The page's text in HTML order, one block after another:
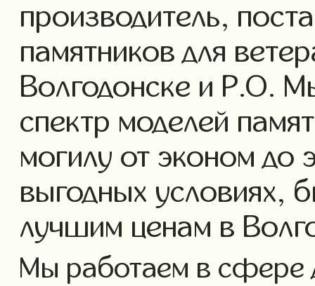
производитель,
памятников для
Волгодонске и Р.О.
спектр моделей
могилу от эконом до
выгодных условиях,
лучшим ценам в
Мы работаем в сфере